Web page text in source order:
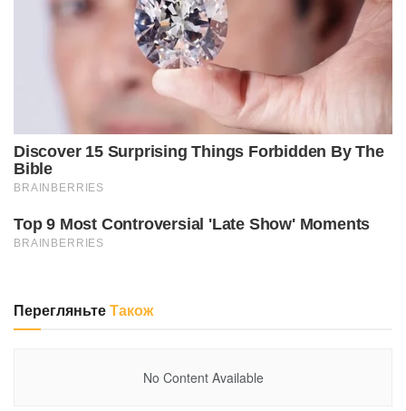
ПерегляньтеТакож
No Content Available